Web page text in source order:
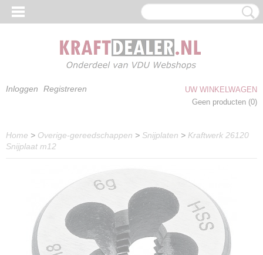
Inloggen Registreren
UW WINKELWAGEN
Geen producten (0)
Home > Overige-gereedschappen > Snijplaten > Kraftwerk 26120
Snijplaat m12